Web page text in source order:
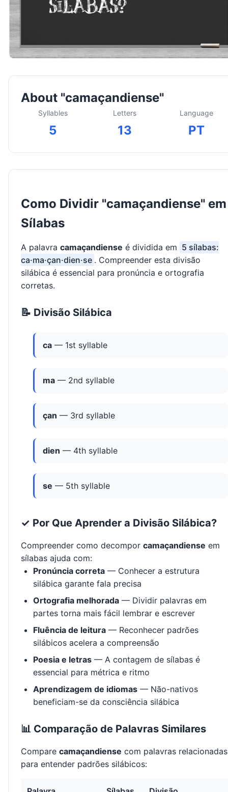
About "camaçandiense"
Syllables
5
Letters
13
Language
PT
Como Dividir "camaçandiense" em
Sílabas
A palavra camaçandiense é dividida em 5 sílabas:
ca·ma·çan·dien·se . Compreender esta divisão
silábica é essencial para pronúncia e ortografia
corretas.
📝 Divisão Silábica
ca — 1st syllable
ma — 2nd syllable
çan — 3rd syllable
dien — 4th syllable
se — 5th syllable
✓ Por Que Aprender a Divisão Silábica?
Compreender como decompor camaçandiense em
sílabas ajuda com:
Pronúncia correta — Conhecer a estrutura
silábica garante fala precisa
Ortografia melhorada — Dividir palavras em
partes torna mais fácil lembrar e escrever
Fluência de leitura — Reconhecer padrões
silábicos acelera a compreensão
Poesia e letras — A contagem de sílabas é
essencial para métrica e ritmo
Aprendizagem de idiomas — Não-nativos
beneficiam-se da consciência silábica
📊 Comparação de Palavras Similares
Compare camaçandiense com palavras relacionadas
para entender padrões silábicos: